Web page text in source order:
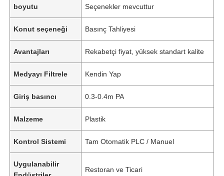
boyutu
Seçenekler mevcuttur
Konut seçeneği Basınç Tahliyesi
Avantajları Rekabetçi fiyat, yüksek standart kalite
Medyayı Filtrele Kendin Yap
Giriş basıncı 0.3-0.4m PA
Malzeme Plastik
Kontrol Sistemi Tam Otomatik PLC / Manuel
Uygulanabilir
Restoran ve Ticari